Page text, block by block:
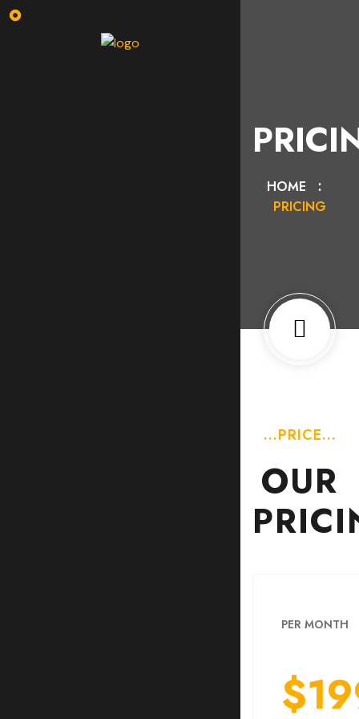
HOME
PRICING
...PRICE...
OUR
PER MONTH